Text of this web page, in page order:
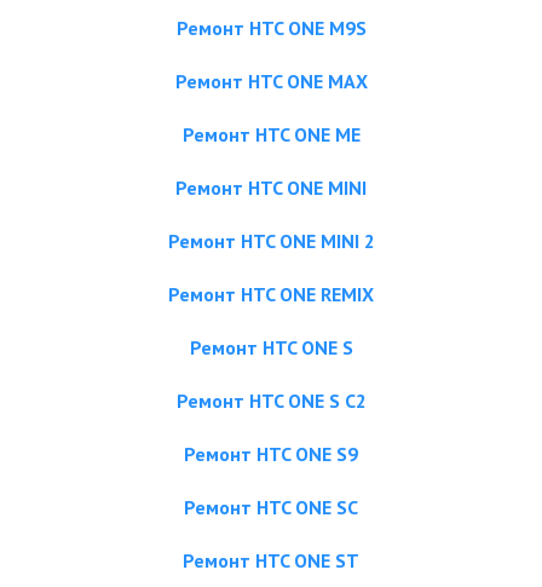
Ремонт HTC ONE M9S
Ремонт HTC ONE MAX
Ремонт HTC ONE ME
Ремонт HTC ONE MINI
Ремонт HTC ONE MINI 2
Ремонт HTC ONE REMIX
Ремонт HTC ONE S
Ремонт HTC ONE S C2
Ремонт HTC ONE S9
Ремонт HTC ONE SC
Ремонт HTC ONE ST